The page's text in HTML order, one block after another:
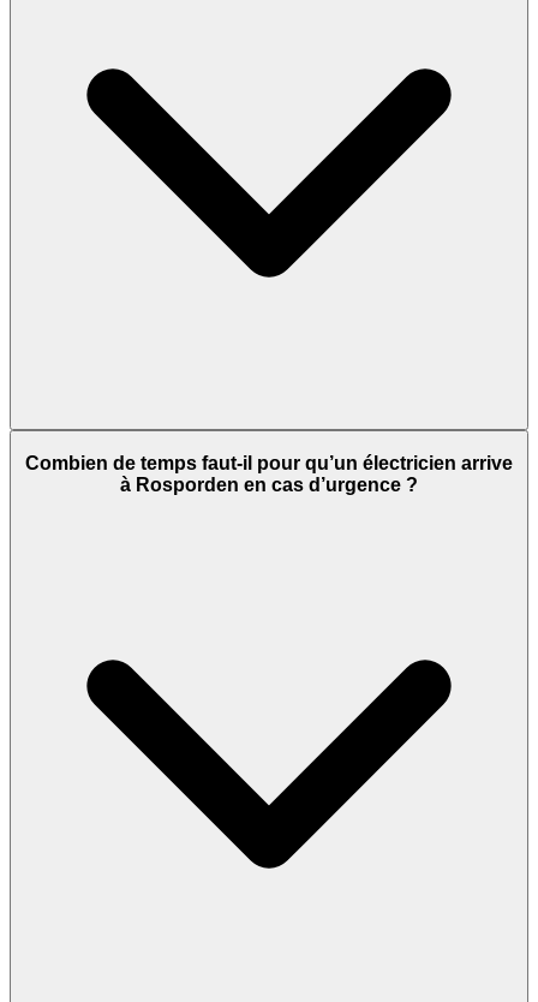
Combien de temps faut-il pour qu’un électricien arrive
à Rosporden en cas d’urgence ?